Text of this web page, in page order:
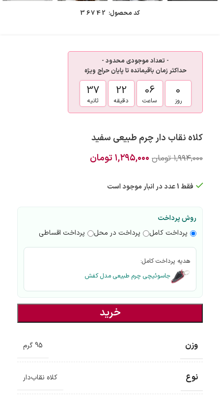
کد محصول: 36742
- تعداد موجودی محدود -
حداکثر زمان باقیمانده تا پایان حراج ویژه
0
روز
06
ساعت
22
دقیقه
37
ثانیه
کلاه نقاب دار چرم طبیعی سفید
۱,۹۹۴,۰۰۰ تومان ۱,۲۹۵,۰۰۰ تومان
فقط 1 عدد در انبار موجود است
روش پرداخت
پرداخت کامل
پرداخت در محل پرداخت اقساطی
هدیه پرداخت کامل:
جاسوئیچی چرم طبیعی مدل کفش
خرید
وزن 95 گرم
نوع کلاه نقاب‌دار